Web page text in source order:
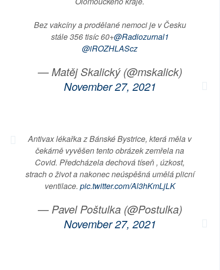
Bez vakcíny a prodělané nemoci je v Česku
stále 356 tisíc 60+@Radiozurnal1
@iROZHLAScz
— Matěj Skalický (@mskalick)
November 27, 2021
Antivax lékařka z Bánské Bystrice, která měla v
čekárně vyvěšen tento obrázek zemřela na
Covid. Předcházela dechová tíseň , úzkost,
strach o život a nakonec neúspěšná umělá plicní
ventilace. pic.twitter.com/Al3hKmLjLK
— Pavel Poštulka (@Postulka)
November 27, 2021